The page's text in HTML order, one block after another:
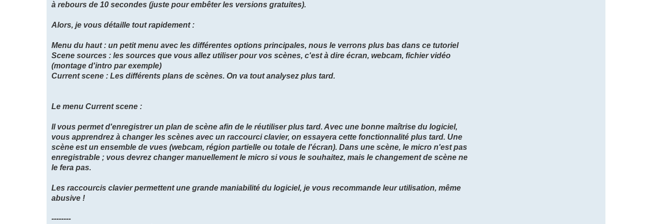
à rebours de 10 secondes (juste pour embêter les versions gratuites).
Alors, je vous détaille tout rapidement :
Menu du haut : un petit menu avec les différentes options principales, nous le verrons plus bas dans ce tutoriel
Scene sources : les sources que vous allez utiliser pour vos scènes, c'est à dire écran, webcam, fichier vidéo
(montage d'intro par exemple)
Current scene : Les différents plans de scènes. On va tout analysez plus tard.
Le menu Current scene :
Il vous permet d'enregistrer un plan de scène afin de le réutiliser plus tard. Avec une bonne maîtrise du logiciel,
vous apprendrez à changer les scènes avec un raccourci clavier, on essayera cette fonctionnalité plus tard. Une
scène est un ensemble de vues (webcam, région partielle ou totale de l'écran). Dans une scène, le micro n'est pas
enregistrable ; vous devrez changer manuellement le micro si vous le souhaitez, mais le changement de scène ne
le fera pas.
Les raccourcis clavier permettent une grande maniabilité du logiciel, je vous recommande leur utilisation, même
abusive !
--------